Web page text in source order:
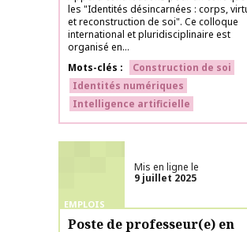
les "Identités désincarnées : corps,
et reconstruction de soi". Ce colloque
international et pluridisciplinaire est
organisé en...
Mots-clés
Construction de soi
Identités numériques
Intelligence artificielle
EMPLOIS
Mis en ligne le
9 juillet 2025
Poste de professeur(e) en